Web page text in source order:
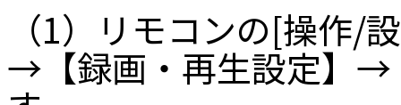
（1）リモコンの[操作/
→【録画・再生設定】→